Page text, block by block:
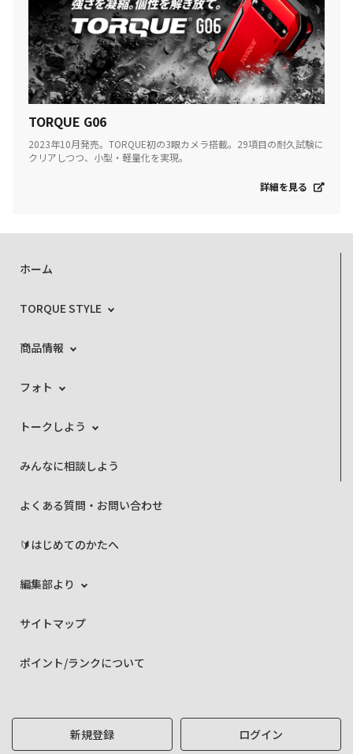
TORQUE G06
2023年10月発売。TORQUE初の3眼カメラ搭載。29項目の耐久試験に
クリアしつつ、小型・軽量化を実現。
詳細を見る
ホーム
TORQUE STYLE
商品情報
フォト
トークしよう
みんなに相談しよう
よくある質問・お問い合わせ
🔰はじめてのかたへ
編集部より
サイトマップ
ポイント/ランクについて
新規登録 ログイン